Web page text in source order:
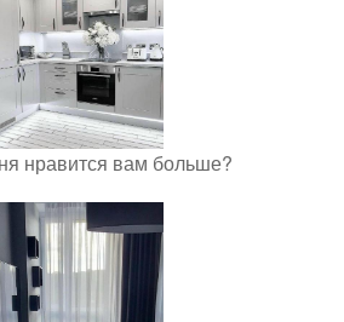
нравится вам больше?